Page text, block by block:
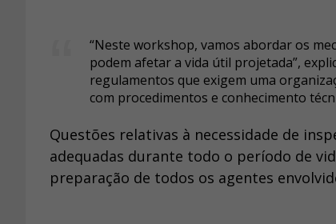
“Neste workshop, vamos abordar os
podem afetar a vida útil projetada”,
regulamentos que exigem uma
com procedimentos e conhecimento
Questões relativas à necessidade de
adequadas durante todo o período de
preparação de todos os agentes